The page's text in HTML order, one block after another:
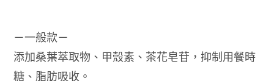
－一般款－
添加桑葉萃取物、甲殼素、茶花皂苷，抑制用餐時
糖、脂肪吸收。